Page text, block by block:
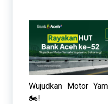
Wujudkan Motor
🏍️!